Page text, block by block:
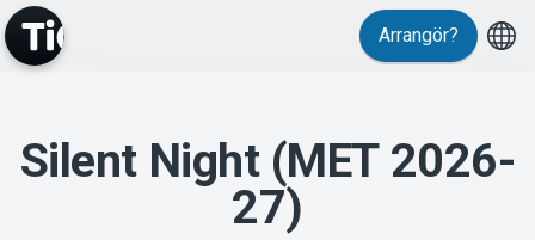
MyTickster
Arrangör?
Silent Night (MET 2026-
27)